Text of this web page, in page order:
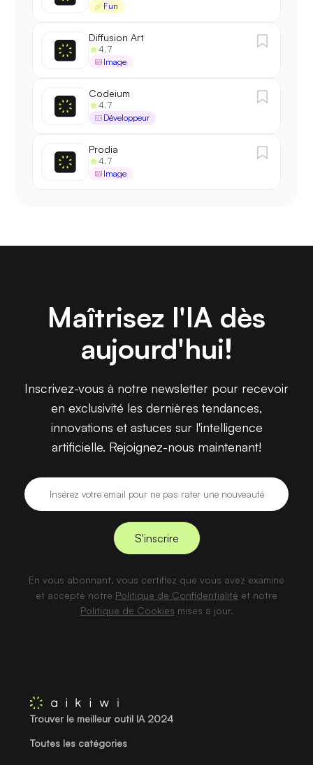
Fun
Diffusion Art
4.7
Image
Codeium
4.7
Développeur
Prodia
4.7
Image
Maîtrisez l'IA dès
aujourd'hui!
Inscrivez-vous à notre newsletter pour recevoir
en exclusivité les dernières tendances,
innovations et astuces sur l'intelligence
artificielle. Rejoignez-nous maintenant!
En vous abonnant, vous certifiez que vous avez examiné
et accepté notre Politique de Confidentialité et notre
Politique de Cookies mises à jour.
Trouver le meilleur outil IA 2024
Toutes les catégories